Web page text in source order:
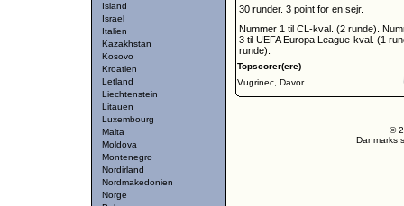
Island
Israel
Italien
Kazakhstan
Kosovo
Kroatien
Letland
Liechtenstein
Litauen
Luxembourg
Malta
Moldova
Montenegro
Nordirland
Nordmakedonien
Norge
30 runder. 3 point for en sejr.
Nummer 1 til CL-kval. (2 runde).
3 til UEFA Europa League-kval. (1
runde).
Topscorer(ere)
Vugrinec, Davor
©
Danmarks